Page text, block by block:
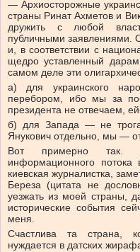
— Архиосторожные
страны Ринат Ахметов и
дружить с любой
публичными заявлениями.
и, в соответствии с
щедро уставленный
самом деле эти
а) для украинского
перебором, ибо мы за
президента не отвечаем,
б) для Запада — не
Янукович отдельно, мы —
Вот примерно так.
информационного
киевская журналистка,
Береза (цитата не
уезжать из моей страны,
исторические события
меня.
Счастлива та страна,
нуждается в датских